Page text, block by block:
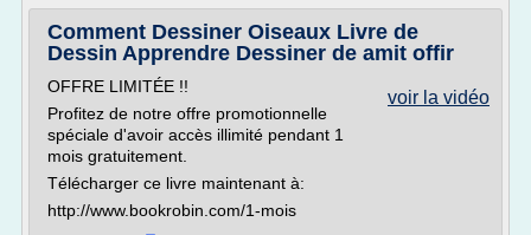
Comment Dessiner Oiseaux Livre de
Dessin Apprendre Dessiner de amit offir
voir la vidéo
OFFRE LIMITÉE !!
Profitez de notre offre promotionnelle
spéciale d'avoir accès illimité pendant 1
mois gratuitement.
Télécharger ce livre maintenant à:
http://www.bookrobin.com/1-mois